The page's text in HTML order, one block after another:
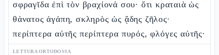
σφραγῖδα ἐπὶ τὸν βραχίονά σου· ὅτι κραταιὰ ὡς
θάνατος ἀγάπη, σκληρὸς ὡς ᾅδης ζῆλος·
περίπτερα αὐτῆς περίπτερα πυρός, φλόγες αὐτῆς·
LETTURA ORTODOSSA